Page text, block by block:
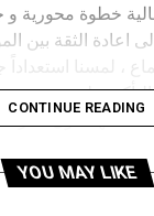
خطوة محورية
اعادة الثقة بين
، لمسنا استعداداً
التأكيد على ضرورة
لأنها تكون أكثر
الحركة المالية،
CONTINUE READING
YOU MAY LIKE